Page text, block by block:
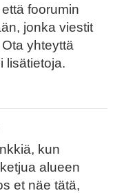
foorumin
jonka viestit
yhteyttä
lisätietoja.
kun
alueen
et näe tätä,